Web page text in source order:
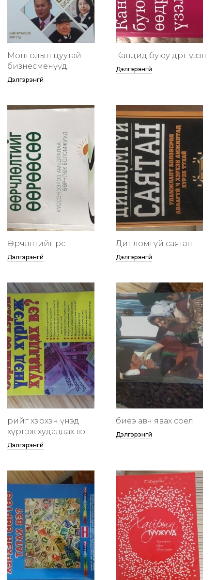
Монголын цуутай
бизнесменүүд
Дэлгэрэнгүй
Кандид буюу өөдрөг үзэл
Дэлгэрэнгүй
Өөрчлөлтийг өөрөөсөө
Дэлгэрэнгүй
Дипломгүй саятан
Дэлгэрэнгүй
өөрийгөө хэрхэн үнэд
хүргэж худалдах вэ
Дэлгэрэнгүй
биеэ авч явах соёл
Дэлгэрэнгүй